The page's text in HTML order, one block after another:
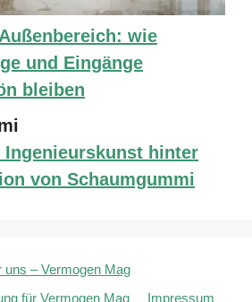
wie
und Eingänge
bleiben
Ingenieurskunst hinter
von Schaumgummi
uns – Vermogen Mag
für Vermogen Mag
Impressum